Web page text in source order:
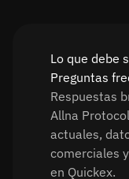
Lo que debe
Preguntas
Respuestas
Allna
actuales,
comerciales
en Quickex.